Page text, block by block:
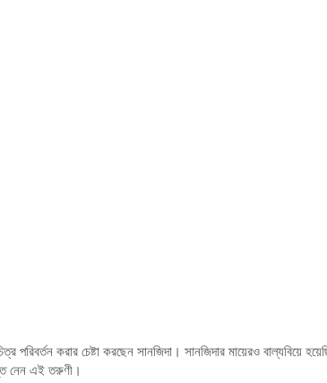
পরিবর্তন করার চেষ্টা করছেন সানজিদা। সানজিদার মায়েরও বাল্যবিয়ে
নেন এই তরুণী।